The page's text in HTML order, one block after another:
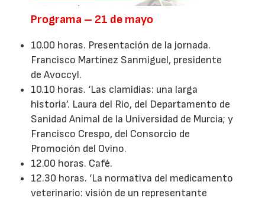
Programa – 21 de mayo
10.00 horas. Presentación de la jornada.
Francisco Martínez Sanmiguel, presidente
de Avoccyl.
10.10 horas. ‘Las clamidias: una larga
historia’. Laura del Rio, del Departamento de
Sanidad Animal de la Universidad de Murcia; y
Francisco Crespo, del Consorcio de
Promoción del Ovino.
12.00 horas. Café.
12.30 horas. ‘La normativa del medicamento
veterinario: visión de un representante